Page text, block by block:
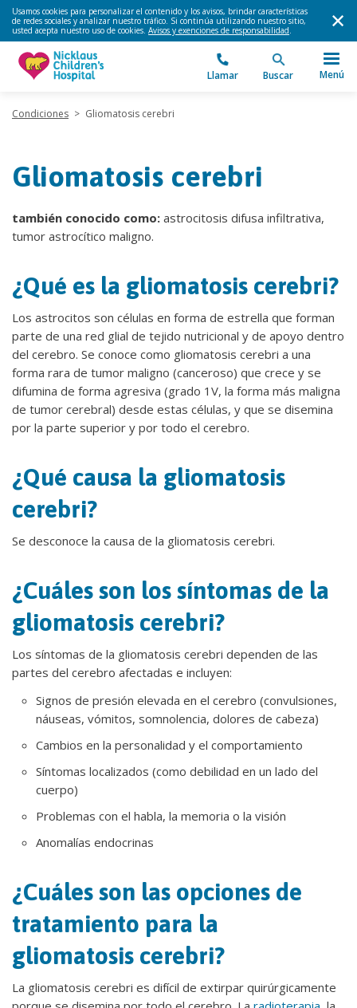
Usamos cookies para personalizar el contenido y los avisos, brindar características
de redes sociales y analizar nuestro tráfico. Si continúa utilizando nuestro sitio,
usted acepta nuestro uso de cookies. Avisos y exenciones de responsabilidad.
Llamar Buscar Menú
Condiciones > Gliomatosis cerebri
Gliomatosis cerebri
también conocido como: astrocitosis difusa infiltrativa,
tumor astrocítico maligno.
¿Qué es la gliomatosis cerebri?
Los astrocitos son células en forma de estrella que forman
parte de una red glial de tejido nutricional y de apoyo dentro
del cerebro. Se conoce como gliomatosis cerebri a una
forma rara de tumor maligno (canceroso) que crece y se
difumina de forma agresiva (grado 1V, la forma más maligna
de tumor cerebral) desde estas células, y que se disemina
por la parte superior y por todo el cerebro.
¿Qué causa la gliomatosis
cerebri?
Se desconoce la causa de la gliomatosis cerebri.
¿Cuáles son los síntomas de la
gliomatosis cerebri?
Los síntomas de la gliomatosis cerebri dependen de las
partes del cerebro afectadas e incluyen:
Signos de presión elevada en el cerebro (convulsiones,
náuseas, vómitos, somnolencia, dolores de cabeza)
Cambios en la personalidad y el comportamiento
Síntomas localizados (como debilidad en un lado del
cuerpo)
Problemas con el habla, la memoria o la visión
Anomalías endocrinas
¿Cuáles son las opciones de
tratamiento para la
gliomatosis cerebri?
La gliomatosis cerebri es difícil de extirpar quirúrgicamente